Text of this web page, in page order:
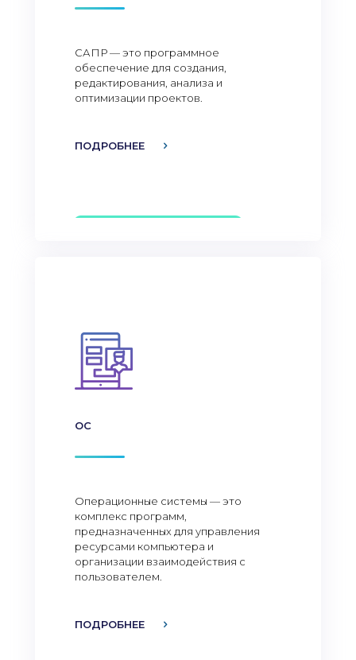
САПР — это программное
обеспечение для создания,
редактирования, анализа и
оптимизации проектов.
ПОДРОБНЕЕ
ОС
Операционные системы — это
комплекс программ,
предназначенных для управления
ресурсами компьютера и
организации взаимодействия с
пользователем.
ПОДРОБНЕЕ